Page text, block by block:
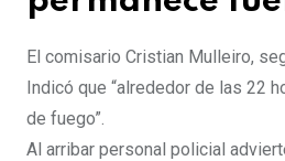
El comisario Cristian Mulleiro,
Indicó que “alrededor de las 22
de fuego”.
Al arribar personal policial